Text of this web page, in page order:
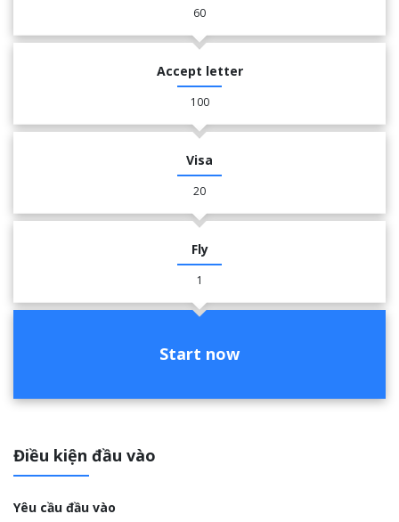
60
Accept letter
100
Visa
20
Fly
1
Start now
Điều kiện đầu vào
Yêu cầu đầu vào